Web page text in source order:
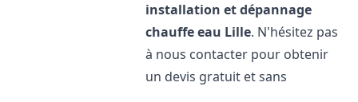
installation et dépannage
chauffe eau Lille. N'hésitez pas
à nous contacter pour obtenir
un devis gratuit et sans